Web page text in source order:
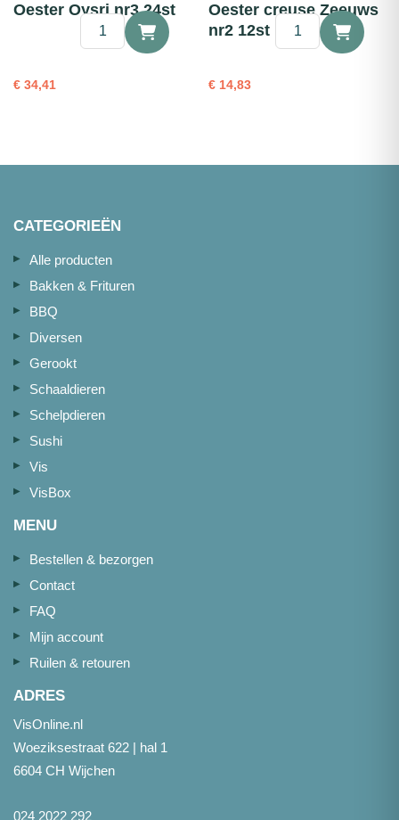
Oester Oysri nr3 24st
€ 34,41
Oysri
Oester creuse Zeeuws
nr2 12st
€ 14,83
creuse
CATEGORIEËN
Alle producten
Bakken & Frituren
BBQ
Diversen
Gerookt
Schaaldieren
Schelpdieren
Sushi
Vis
VisBox
MENU
Bestellen & bezorgen
Contact
FAQ
Mijn account
Ruilen & retouren
ADRES
VisOnline.nl
Woeziksestraat 622 | hal 1
6604 CH Wijchen
024 2022 292